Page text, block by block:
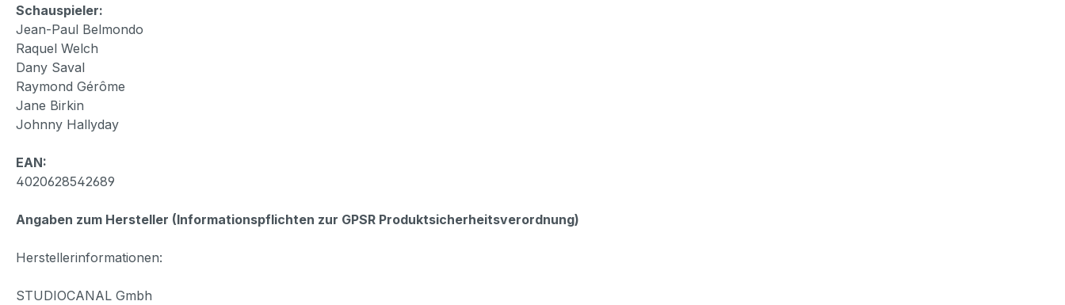
Schauspieler:
Jean-Paul Belmondo
Raquel Welch
Dany Saval
Raymond Gérôme
Jane Birkin
Johnny Hallyday
EAN:
4020628542689
Angaben zum Hersteller (Informationspflichten zur GPSR Produktsicherheitsverordnung)
Herstellerinformationen:
STUDIOCANAL Gmbh